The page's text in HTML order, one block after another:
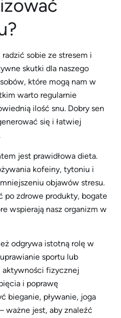
sobie ze stresem i
skutki dla naszego
które mogą nam w
warto regularnie
ilość snu. Dobry sen
się i łatwiej
jest prawidłowa dieta.
kofeiny, tytoniu i
objawów stresu.
po zdrowe produkty, bogate
wspierają nasz organizm w
odgrywa istotną rolę w
sportu lub
fizycznej
i poprawę
bieganie, pływanie, joga
ważne jest, aby znaleźć